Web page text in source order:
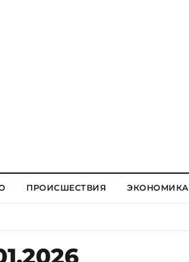
ПРОИСШЕСТВИЯ ЭКОНОМИКА